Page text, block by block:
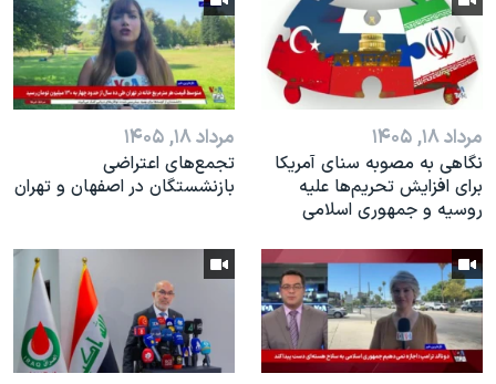
مرداد ۱۸, ۱۴۰۵
نگاهی به مصوبه سنای آمریکا
برای افزایش تحریم‌ها علیه
روسیه و جمهوری اسلامی
مرداد ۱۸, ۱۴۰۵
تجمع‌های اعتراضی
بازنشستگان در اصفهان و تهران